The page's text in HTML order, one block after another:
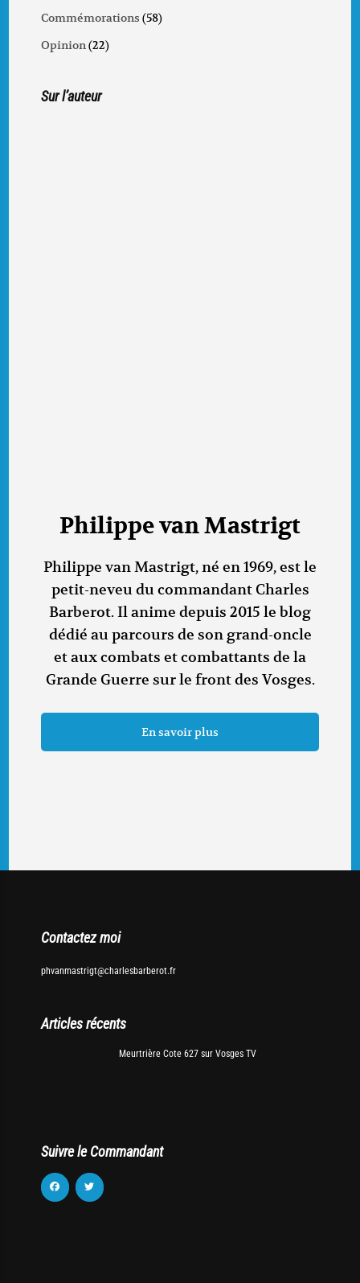
Commémorations (58)
Opinion(22)
Sur l’auteur
Philippe van Mastrigt
Philippe van Mastrigt, né en 1969, est le
petit-neveu du commandant Charles
Barberot. Il anime depuis 2015 le blog
dédié au parcours de son grand-oncle
et aux combats et combattants de la
Grande Guerre sur le front des Vosges.
En savoir plus
Contactez moi
phvanmastrigt@charlesbarberot.fr
Articles récents
Meurtrière Cote 627 sur Vosges TV
Suivre le Commandant